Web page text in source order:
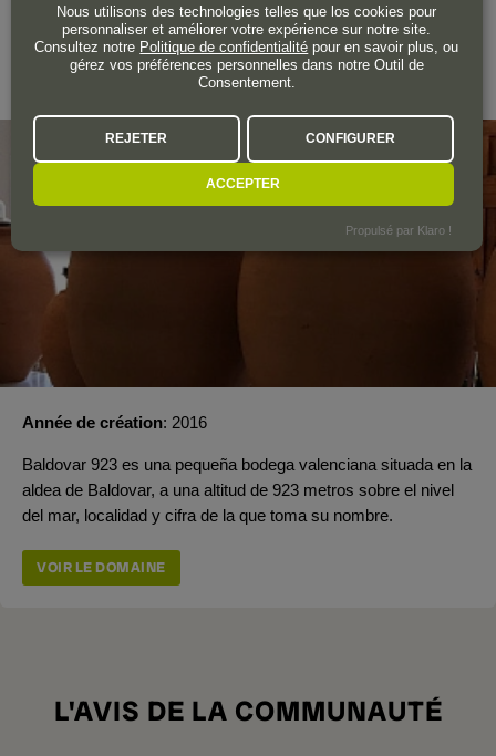
BALDOVAR 923
Année de création 2016
Baldovar 923 es una pequeña bodega valenciana situada en la
aldea de Baldovar, a una altitud de 923 metros sobre el nivel
del mar, localidad y cifra de la que toma su nombre.
VOIR LE DOMAINE
L'AVIS DE LA COMMUNAUTÉ
Nous utilisons des technologies telles que los cookies pour
personnaliser et améliorer votre expérience sur notre site.
Consultez notre Politique de confidentialité pour en savoir plus, ou
gérez vos préférences personnelles dans notre Outil de
Consentement.
REJETER CONFIGURER
ACCEPTER
Propulsé par Klaro !